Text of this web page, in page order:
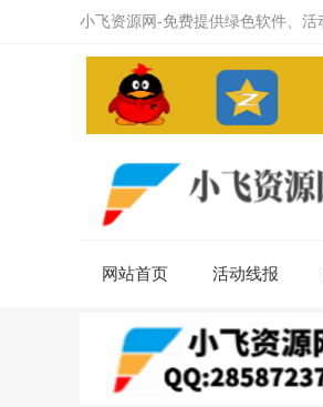
小飞资源网-免费提供绿色软件、
网站首页 活动线报